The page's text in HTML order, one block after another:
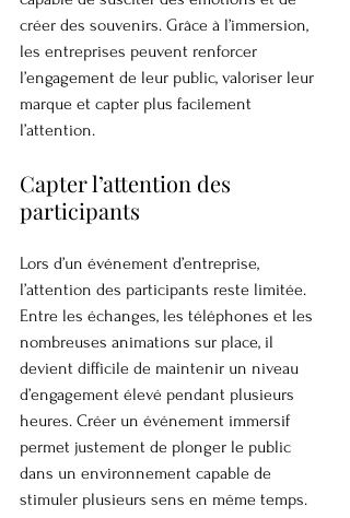
créer des souvenirs. Grâce à l’immersion,
les entreprises peuvent renforcer
l’engagement de leur public, valoriser leur
marque et capter plus facilement
l’attention.
Capter l’attention des
participants
Lors d’un événement d’entreprise,
l’attention des participants reste limitée.
Entre les échanges, les téléphones et les
nombreuses animations sur place, il
devient difficile de maintenir un niveau
d’engagement élevé pendant plusieurs
heures. Créer un événement immersif
permet justement de plonger le public
dans un environnement capable de
stimuler plusieurs sens en même temps.